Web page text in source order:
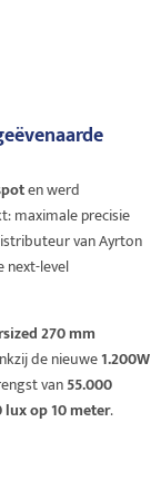
en werd
maximale precisie
van Ayrton
next-level
270 mm
de nieuwe1.200W
van55.000
lux op 10 meter.